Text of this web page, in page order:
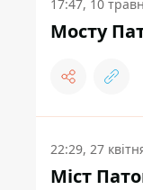
17:47, 10
Мосту
22:29, 27
Міст